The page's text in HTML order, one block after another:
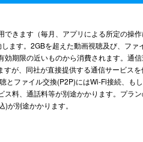
きます（毎月、アプリによる所定の操
ます。2GBを超えた動画視聴及び、フ
期限の近いものから消費されます。通
が、同社が直接提供する通信サービスを
とファイル交換(P2P)にはWi-Fi接続、も
料、通話料等が別途かかります。プラ
が別途かかります。